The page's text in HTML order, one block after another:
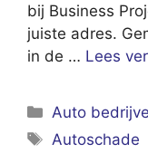
bij Business
juiste adres.
in de … Lees
Categorieën
Auto
Tags
Autoschade